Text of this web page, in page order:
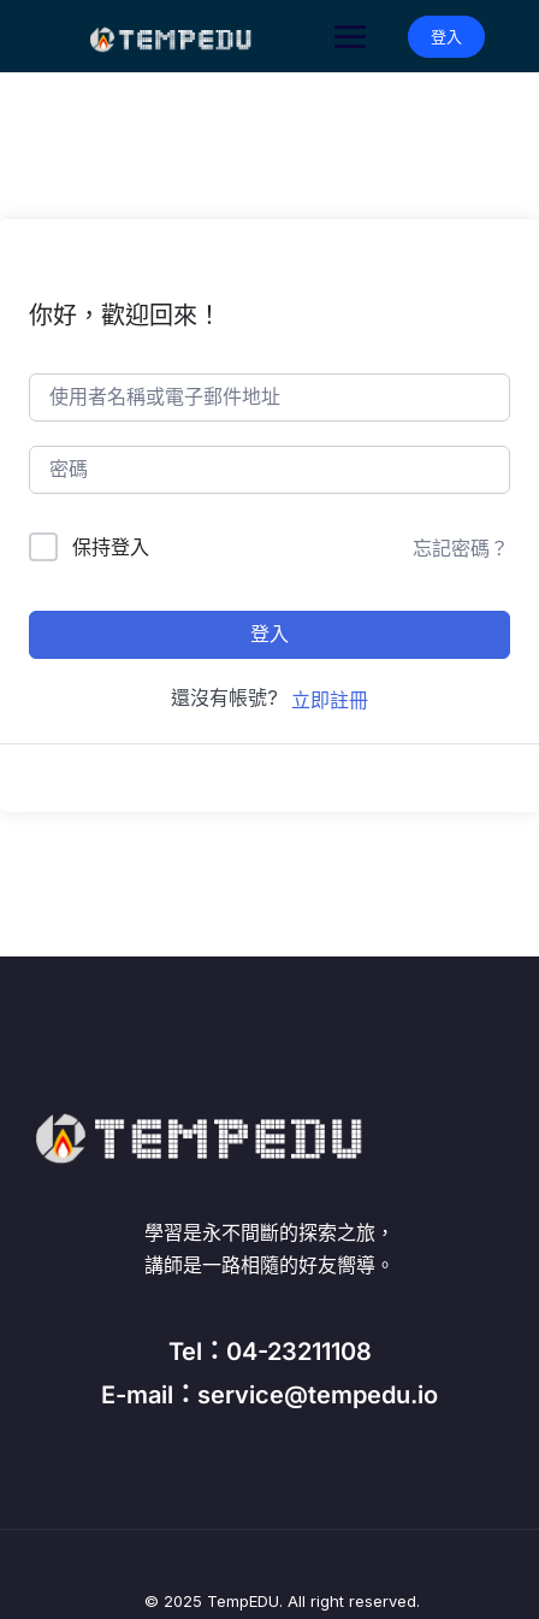
登入
你好，歡迎回來！
保持登入 忘記密碼？
登入
還沒有帳號? 立即註冊
學習是永不間斷的探索之旅，
講師是一路相隨的好友嚮導。
Tel：04-23211108
E-mail：service@tempedu.io
© 2025 TempEDU. All right reserved.